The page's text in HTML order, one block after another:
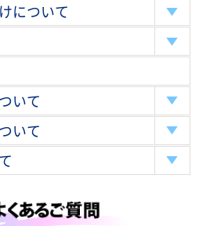
について
いて
いて